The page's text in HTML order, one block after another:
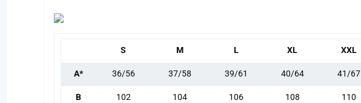
S M L XL XXL
A* 36/56 37/58 39/61 40/64 41/67
B 102 104 106 108 110